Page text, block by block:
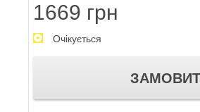
1669 грн
Очікується